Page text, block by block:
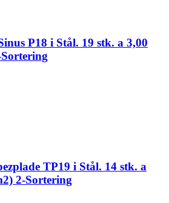
P18 i Stål. 19 stk. a 3,00
TP19 i Stål. 14 stk. a
2-Sortering